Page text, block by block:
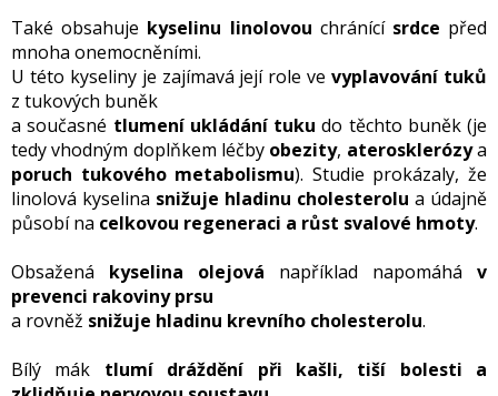
Také obsahuje kyselinu linolovou chránící srdce před
mnoha onemocněními.
U této kyseliny je zajímavá její role vevyplavování tuků
z tukových buněk
a současné tlumení ukládání tuku do těchto buněk (je
tedy vhodným doplňkem léčby obezity, aterosklerózya
poruch tukového metabolismu). Studie prokázaly, že
linolová kyselina snižuje hladinu cholesterolu a údajně
působí na celkovou regeneraci a růst svalové hmoty.
Obsažená kyselina olejová například napomáhá v
prevenci rakoviny prsu
a rovněž snižuje hladinu krevního cholesterolu.
Bílý mák tlumí dráždění při kašli, tiší bolesti a